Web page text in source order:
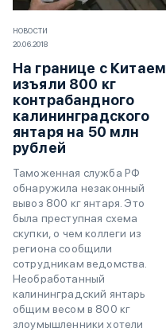
НОВОСТИ
20.06.2018
На границе с Китаем
изъяли 800 кг
контрабандного
калининградского
янтаря на 50 млн
рублей
Таможенная служба РФ
обнаружила незаконный
вывоз 800 кг янтаря. Это
была преступная схема
скупки, о чем коллеги из
региона сообщили
сотрудникам ведомства.
Необработанный
калининградский янтарь
общим весом в 800 кг
злоумышленники хотели